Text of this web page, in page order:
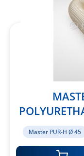
Master PUR-H Ø 45